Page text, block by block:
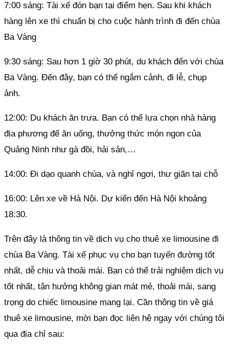
7:00 sáng: Tài xế đón bạn tại điểm hẹn. Sau khi khách
hàng lên xe thì chuẩn bị cho cuộc hành trình đi đến chùa
Ba Vàng
9:30 sáng: Sau hơn 1 giờ 30 phút, du khách đến với chùa
Ba Vàng. Đến đây, bạn có thể ngắm cảnh, đi lễ, chụp
ảnh.
12:00: Du khách ăn trưa. Bạn có thể lựa chọn nhà hàng
địa phương để ăn uống, thưởng thức món ngon của
Quảng Ninh như gà đồi, hải sản,…
14:00: Đi dạo quanh chùa, và nghỉ ngơi, thư giãn tại chỗ
16:00: Lên xe về Hà Nội. Dự kiến đến Hà Nội khoảng
18:30.
Trên đây là thông tin về dịch vụ cho thuê xe limousine đi
chùa Ba Vàng. Tài xế phục vụ cho bạn tuyến đường tốt
nhất, dễ chịu và thoải mái. Bạn có thể trải nghiệm dịch vụ
tốt nhất, tận hưởng không gian mát mẻ, thoải mái, sang
trọng do chiếc limousine mang lại. Cần thông tin về giá
thuê xe limousine, mời bạn đọc liên hệ ngay với chúng tôi
qua địa chỉ sau: